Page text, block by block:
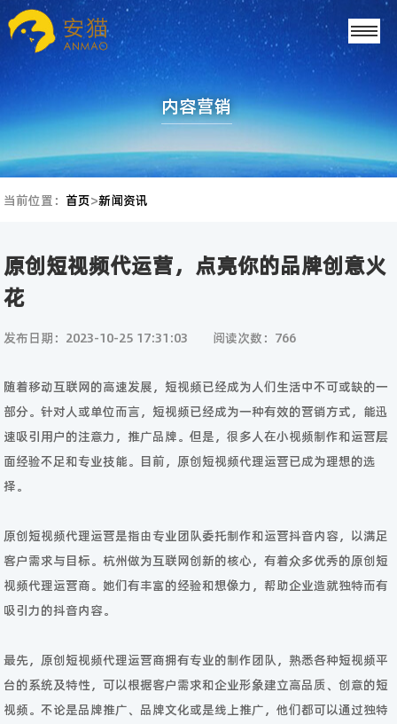
内容营销
当前位置：首页>新闻资讯
原创短视频代运营，点亮你的品牌创意火
花
发布日期：2023-10-25 17:31:03 阅读次数：766
随着移动互联网的高速发展，短视频已经成为人们生活中不可或缺的一
部分。针对人或单位而言，短视频已经成为一种有效的营销方式，能迅
速吸引用户的注意力，推广品牌。但是，很多人在小视频制作和运营层
面经验不足和专业技能。目前，原创短视频代理运营已成为理想的选
择。
原创短视频代理运营是指由专业团队委托制作和运营抖音内容，以满足
客户需求与目标。杭州做为互联网创新的核心，有着众多优秀的原创短
视频代理运营商。她们有丰富的经验和想像力，帮助企业造就独特而有
吸引力的抖音内容。
最先，原创短视频代理运营商拥有专业的制作团队，熟悉各种短视频平
台的系统及特性，可以根据客户需求和企业形象建立高品质、创意的短
视频。不论是品牌推广、品牌文化或是线上推广，他们都可以通过独特